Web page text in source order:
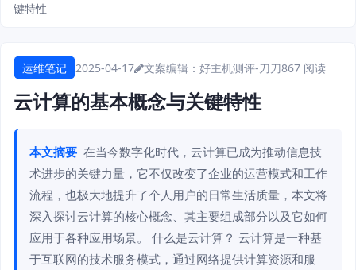
键特性
运维笔记 2025-04-17 文案编辑：好主机测评-刀刀867 阅读
云计算的基本概念与关键特性
本文摘要 在当今数字化时代，云计算已成为推动信息技
术进步的关键力量，它不仅改变了企业的运营模式和工作
流程，也极大地提升了个人用户的日常生活质量，本文将
深入探讨云计算的核心概念、其主要组成部分以及它如何
应用于各种应用场景。 什么是云计算？ 云计算是一种基
于互联网的技术服务模式，通过网络提供计算资源和服